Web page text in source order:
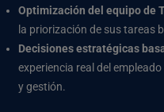
Optimización del equipo de
la priorización de sus tareas
Decisiones estratégicas
experiencia real del
y gestión.